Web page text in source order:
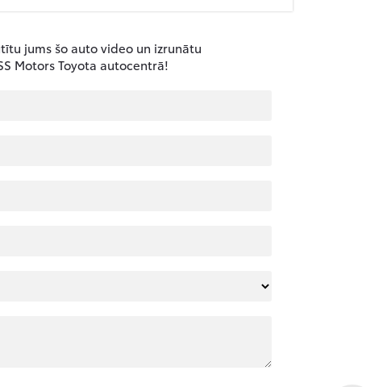
jums šo auto video un izrunātu
Motors Toyota autocentrā!